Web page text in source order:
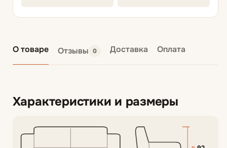
О товаре Отзывы 0 Доставка Оплата
Характеристики и размеры